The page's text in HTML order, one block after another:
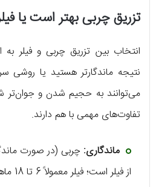
تزریق چربی بهتر است یا
انتخاب بین تزریق چربی و فیلر
نتیجه ماندگارتر هستید یا روشی
می‌توانند به حجیم شدن و جوان‌تر
تفاوت‌های مهمی با هم دارند.
ماندگاری: چربی (در صورت
از فیلر است؛ فیلر معمولاً 6 تا 18 ماهه نیاز به تمدید دارد.